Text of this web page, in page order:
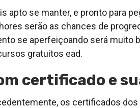
apto se manter, e pronto para
serão as chances de
se aperfeiçoando será muito
gratuitos ead.
certificado e
os certificados